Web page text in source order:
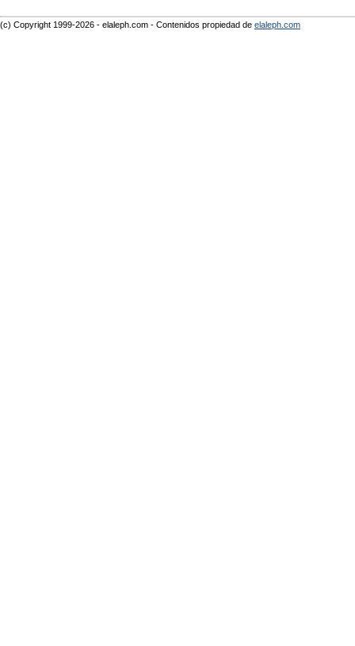
(c) Copyright 1999-2026 - elaleph.com - Contenidos propiedad de elaleph.com